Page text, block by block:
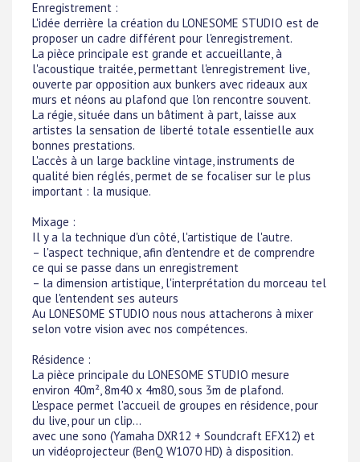
Enregistrement :
L'idée derrière la création du LONESOME STUDIO est de
proposer un cadre différent pour l'enregistrement.
La pièce principale est grande et accueillante, à
l'acoustique traitée, permettant l'enregistrement live,
ouverte par opposition aux bunkers avec rideaux aux
murs et néons au plafond que l'on rencontre souvent.
La régie, située dans un bâtiment à part, laisse aux
artistes la sensation de liberté totale essentielle aux
bonnes prestations.
L'accès à un large backline vintage, instruments de
qualité bien réglés, permet de se focaliser sur le plus
important : la musique.
Mixage :
Il y a la technique d'un côté, l'artistique de l'autre.
– l'aspect technique, afin d'entendre et de comprendre
ce qui se passe dans un enregistrement
– la dimension artistique, l'interprétation du morceau tel
que l'entendent ses auteurs
Au LONESOME STUDIO nous nous attacherons à mixer
selon votre vision avec nos compétences.
Résidence :
La pièce principale du LONESOME STUDIO mesure
environ 40m², 8m40 x 4m80, sous 3m de plafond.
L'espace permet l'accueil de groupes en résidence, pour
du live, pour un clip...
avec une sono (Yamaha DXR12 + Soundcraft EFX12) et
un vidéoprojecteur (BenQ W1070 HD) à disposition.